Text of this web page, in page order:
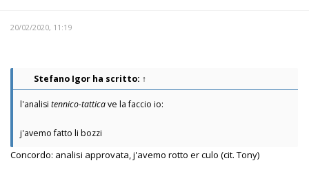
20/02/2020, 11:19
Stefano Igor ha scritto: ↑
l'analisi tennico-tatticave la faccio io:
j'avemo fatto li bozzi
Concordo: analisi approvata, j'avemo rotto er culo (cit. Tony)